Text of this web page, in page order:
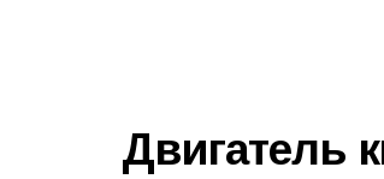
Двигатель